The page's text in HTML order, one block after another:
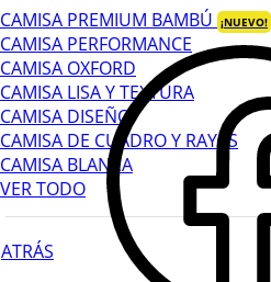
CAMISA PREMIUM BAMBÚ ¡NUEVO!
CAMISA PERFORMANCE
CAMISA OXFORD
CAMISA LISA Y TEXTURA
CAMISA DISEÑO
CAMISA DE CUADRO Y RAYAS
CAMISA BLANCA
VER TODO
ATRÁS